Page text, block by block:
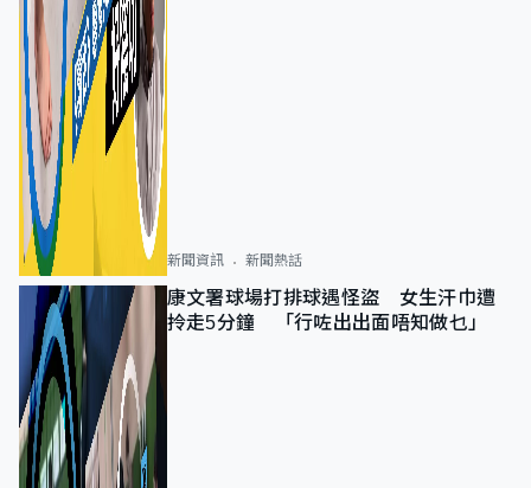
新聞資訊 新聞熱話
康文署球場打排球遇怪盜 女生汗巾遭
拎走5分鐘 「行咗出出面唔知做乜」